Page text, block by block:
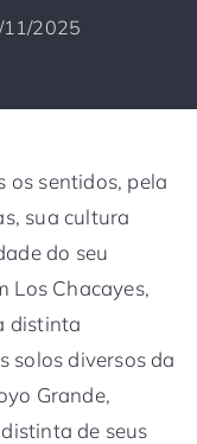
11/2025
os sentidos, pela
sua cultura
do seu
Los Chacayes,
distinta
solos diversos da
Grande,
de seus